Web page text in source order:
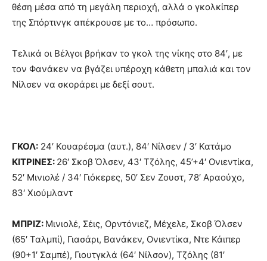
θέση μέσα από τη μεγάλη περιοχή, αλλά ο γκολκίπερ
της Σπόρτινγκ απέκρουσε με το… πρόσωπο.
Τελικά οι Βέλγοι βρήκαν το γκολ της νίκης στο 84′, με
τον Φανάκεν να βγάζει υπέροχη κάθετη μπαλιά και τον
Νίλσεν να σκοράρει με δεξί σουτ.
ΓΚΟΛ: 24′ Κουαρέσμα (αυτ.), 84′ Νίλσεν / 3′ Κατάμο
ΚΙΤΡΙΝΕΣ: 26′ Σκοβ Όλσεν, 43′ Τζόλης, 45’+4′ Ονιεντίκα,
52′ Μινιολέ / 34′ Γιόκερες, 50′ Σεν Ζουστ, 78′ Αραούχο,
83′ Χιούμλαντ
ΜΠΡΙΖ: Μινιολέ, Σέις, Ορντόνιεζ, Μέχελε, Σκοβ Όλσεν
(65′ Ταλμπί), Γιασάρι, Βανάκεν, Ονιεντίκα, Ντε Κάιπερ
(90+1′ Σαμπέ), Γιουτγκλά (64′ Νίλσον), Τζόλης (81′